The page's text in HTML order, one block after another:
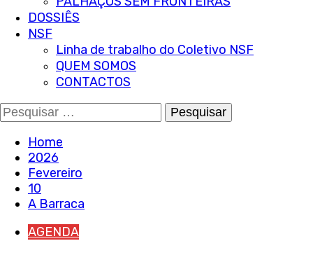
DOSSIÊS
NSF
Linha de trabalho do Coletivo NSF
QUEM SOMOS
CONTACTOS
Pesquisar
por:
Home
2026
Fevereiro
10
A Barraca
AGENDA